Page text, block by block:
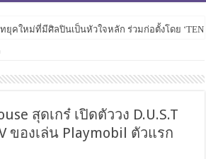
ยุคใหม่ที่มีศิลปินเป็นหัวใจหลัก ร่วมก่อตั้งโดย
สุดเกร๋ เปิดตัววง D.U.S.T
ของเล่น Playmobil ตัวแรก